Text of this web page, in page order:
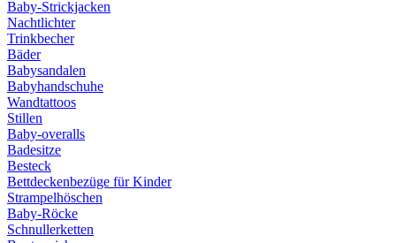
Baby-Strickjacken
Nachtlichter
Trinkbecher
Bäder
Babysandalen
Babyhandschuhe
Wandtattoos
Stillen
Baby-overalls
Badesitze
Besteck
Bettdeckenbezüge für Kinder
Strampelhöschen
Baby-Röcke
Schnullerketten